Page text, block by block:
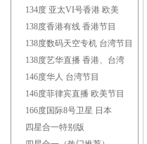
134度 亚太VI号香港 欧美
138度香港有线 香港节目
138度数码天空专机 台湾节目
138度艺华直播 香港、台湾
146度华人 台湾节目
146度菲律宾直播 欧美节目
166度国际8号卫星 日本
四星合一特别版